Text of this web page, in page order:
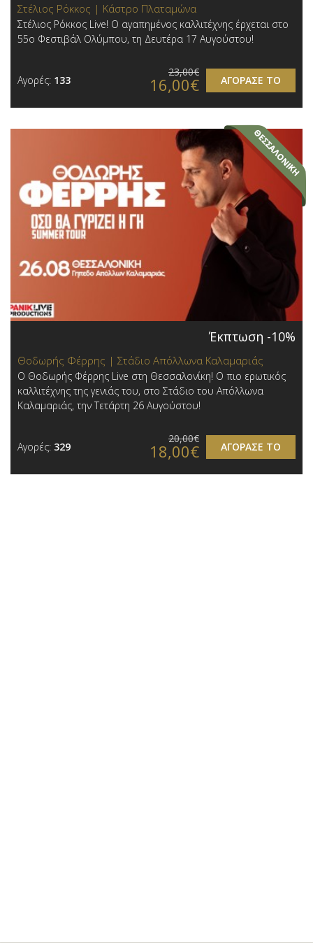
Στέλιος Ρόκκος | Κάστρο Πλαταμώνα
Στέλιος Ρόκκος Live! Ο αγαπημένος καλλιτέχνης έρχεται στο
55ο Φεστιβάλ Ολύμπου, τη Δευτέρα 17 Αυγούστου!
Αγορές: 133 ΑΓΟΡΑΣΕ ΤΟ
23,00€
16,00€
Έκπτωση -10%
Θοδωρής Φέρρης | Στάδιο Απόλλωνα Καλαμαριάς
Ο Θοδωρής Φέρρης Live στη Θεσσαλονίκη! Ο πιο ερωτικός
καλλιτέχνης της γενιάς του, στο Στάδιο του Απόλλωνα
Καλαμαριάς, την Τετάρτη 26 Αυγούστου!
Αγορές: 329 ΑΓΟΡΑΣΕ ΤΟ
20,00€
18,00€